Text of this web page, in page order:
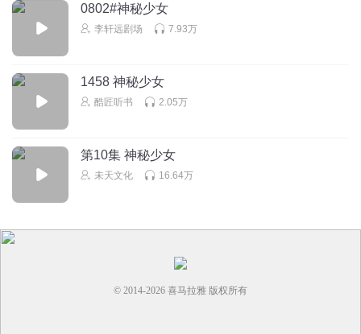
0802#神秘少女
李轩远剧场 7.93万
1458 神秘少女
酷匠听书 2.05万
第10集 神秘少女
未天文化 16.64万
© 2014-2026 喜马拉雅 版权所有